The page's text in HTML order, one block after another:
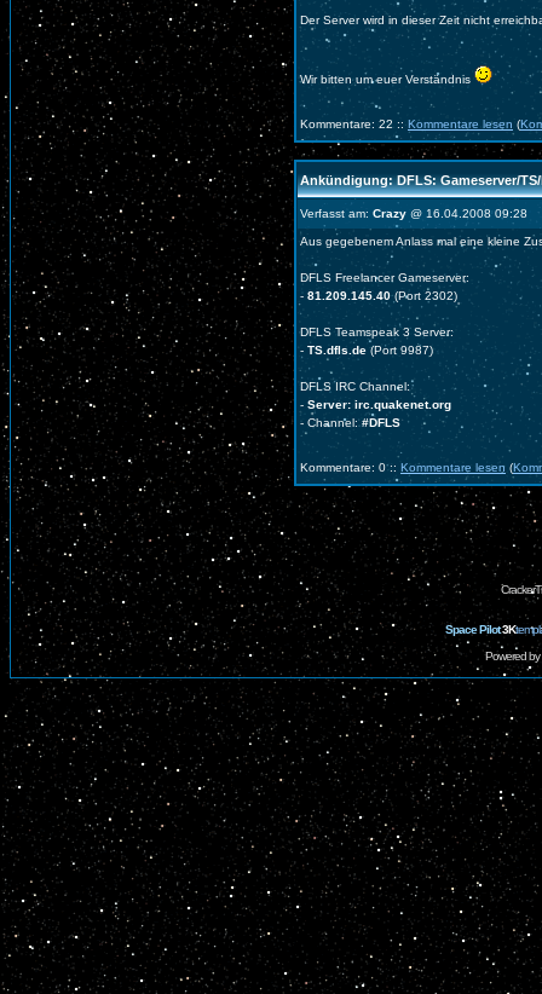
Der Server wird in dieser Zeit nicht
Wir bitten um euer Verständnis
Kommentare: 22 :: Kommentare lesen (
Ankündigung: DFLS: Gameserver/TS/
Verfasst am: Crazy @ 16.04.2008 09:28
Aus gegebenem Anlass mal eine kleine
DFLS Freelancer Gameserver:
- 81.209.145.40(Port 2302)
DFLS Teamspeak 3 Server:
- TS.dfls.de (Port 9987)
DFLS IRC Channel:
- Server: irc.quakenet.org
- Channel:#DFLS
Kommentare: 0 :: Kommentare lesen (
Space Pilot3K
Powered by